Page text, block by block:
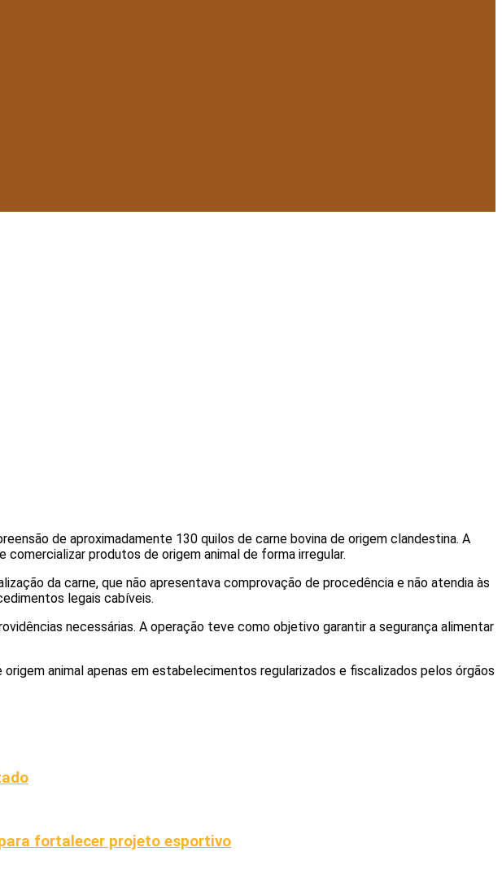
de aproximadamente 130 quilos de carne bovina de origem clandestina. A
comercializar produtos de origem animal de forma irregular.
da carne, que não apresentava comprovação de procedência e não atendia às
legais cabíveis.
necessárias. A operação teve como objetivo garantir a segurança alimentar
animal apenas em estabelecimentos regularizados e fiscalizados pelos órgãos
fortalecer projeto esportivo